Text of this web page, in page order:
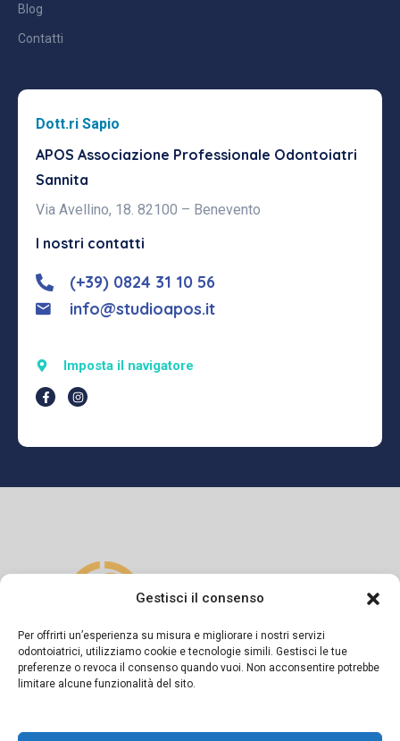
Gestisci il consenso
Per offrirti un’esperienza su misura e migliorare i nostri servizi
odontoiatrici, utilizziamo cookie e tecnologie simili. Gestisci le tue
preferenze o revoca il consenso quando vuoi. Non acconsentire potrebbe
limitare alcune funzionalità del sito.
Blog
Contatti
Dott.ri Sapio
APOS Associazione Professionale Odontoiatri
Sannita
Via Avellino, 18. 82100 – Benevento
I nostri contatti
(+39) 0824 31 10 56
info@studioapos.it
Imposta il navigatore
Si dichiara sotto la propria responsabilità che il presente
previsto dagli artt. 55-56-57 del Codice di Deontologia